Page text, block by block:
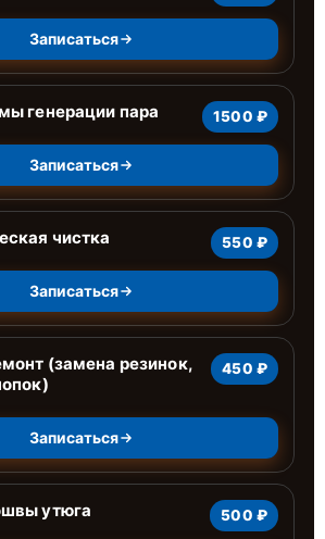
Записаться
генерации пара 1500 ₽
Записаться
чистка 550 ₽
Записаться
(замена резинок,
450 ₽
Записаться
утюга 500 ₽